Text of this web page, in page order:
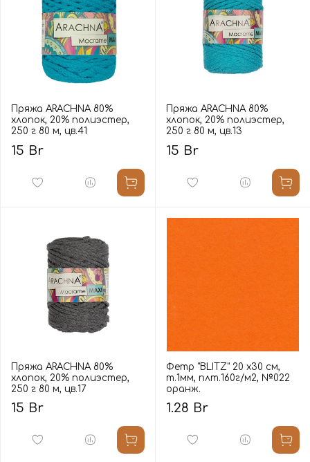
Пряжа ARACHNA 80%
хлопок, 20% полиэстер,
250 г 80 м, цв.41
15 Br
Пряжа ARACHNA 80%
хлопок, 20% полиэстер,
250 г 80 м, цв.13
15 Br
Пряжа ARACHNA 80%
хлопок, 20% полиэстер,
250 г 80 м, цв.17
15 Br
Фетр "BLITZ" 20 х30 см,
т.1мм, плт.160г/м2, №022
оранж.
1.28 Br